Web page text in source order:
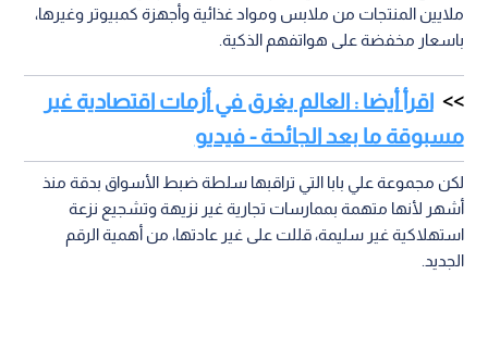
ملايين المنتجات من ملابس ومواد غذائية وأجهزة كمبيوتر وغيرها،
باسعار مخفضة على هواتفهم الذكية.
اقرأ أيضا : العالم يغرق في أزمات اقتصادية غير
مسبوقة ما بعد الجائحة - فيديو
لكن مجموعة علي بابا التي تراقبها سلطة ضبط الأسواق بدقة منذ
أشهر لأنها متهمة بممارسات تجارية غير نزيهة وتشجيع نزعة
استهلاكية غير سليمة، قللت على غير عادتها، من أهمية الرقم
الجديد.